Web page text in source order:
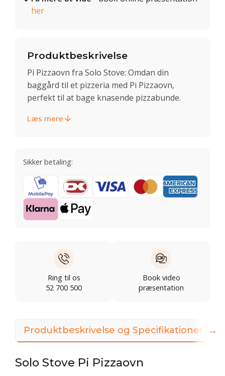
her
Produktbeskrivelse
Pi Pizzaovn fra Solo Stove: Omdan din
baggård til et pizzeria med Pi Pizzaovn,
perfekt til at bage knasende pizzabunde.
Læs mere
Sikker betaling:
Ring til os
52 700 500
Book video
præsentation
Produktbeskrivelse og Specifikationer
Solo Stove Pi Pizzaovn
→